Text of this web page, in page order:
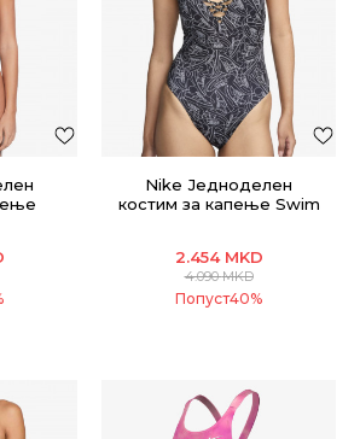
Nike Једноделен
костим за капење Swim
2.454 MKD
4.090MKD
Попуст40%